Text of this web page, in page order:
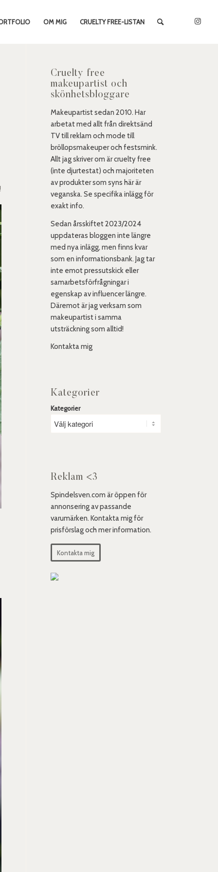
OM MIG CRUELTY FREE-LISTAN
Cruelty free
makeupartist och
skönhetsbloggare
Makeupartist sedan 2010. Har
arbetat med allt från direktsänd
TV till reklam och mode till
bröllopsmakeuper och festsmink.
Allt jag skriver om är cruelty free
(inte djurtestat) och majoriteten
av produkter som syns här är
veganska. Se specifika inlägg för
exakt info.
Sedan årsskiftet 2023/2024
uppdateras bloggen inte längre
med nya inlägg, men finns kvar
som en informationsbank. Jag tar
inte emot pressutskick eller
samarbetsförfrågningar i
egenskap av influencer längre.
Däremot är jag verksam som
makeupartist i samma
utsträckning som alltid!
Kontakta mig
Kategorier
Kategorier
Reklam <3
Spindelsven.com är öppen för
annonsering av passande
varumärken. Kontakta mig för
prisförslag och mer information.
Kontakta mig